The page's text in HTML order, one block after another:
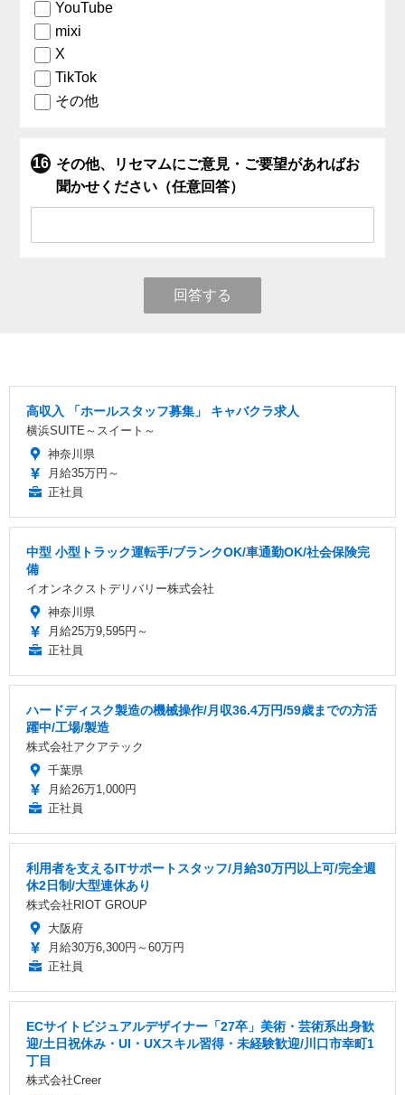
YouTube
mixi
X
TikTok
その他
その他、リセマムにご意見・ご要望があればお
聞かせください（任意回答）
回答する
高収入 「ホールスタッフ募集」 キャバクラ求人
横浜SUITE～スイート～
神奈川県
月給35万円～
正社員
中型 小型トラック運転手/ブランクOK/車通勤OK/社会保険完
備
イオンネクストデリバリー株式会社
神奈川県
月給25万9,595円～
正社員
ハードディスク製造の機械操作/月収36.4万円/59歳までの方活
躍中/工場/製造
株式会社アクアテック
千葉県
月給26万1,000円
正社員
利用者を支えるITサポートスタッフ/月給30万円以上可/完全週
休2日制/大型連休あり
株式会社RIOT GROUP
大阪府
月給30万6,300円～60万円
正社員
ECサイトビジュアルデザイナー「27卒」美術・芸術系出身歓
迎/土日祝休み・UI・UXスキル習得・未経験歓迎/川口市幸町1
丁目
株式会社Creer